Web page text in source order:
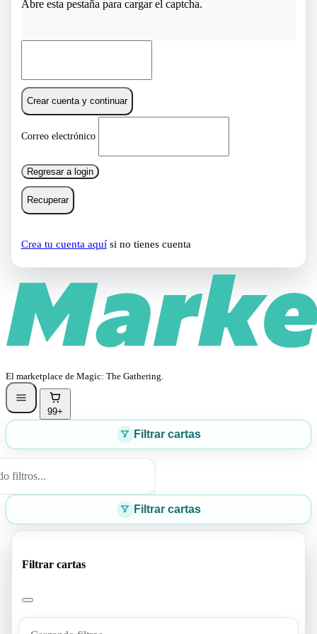
Abre esta pestaña para cargar el captcha.
Crear cuenta y continuar
Correo electrónico
Regresar a login
Recuperar
Crea tu cuenta aquísi no tienes cuenta
El marketplace de Magic: The Gathering.
99+
Filtrar cartas
filtros...
Filtrar cartas
Filtrar cartas